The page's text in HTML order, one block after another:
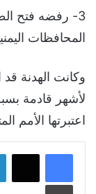
3- رفضه فتح
المحافظات
وكانت الهدنة قد
لأشهر قادمة
اعتبرتها الأمم